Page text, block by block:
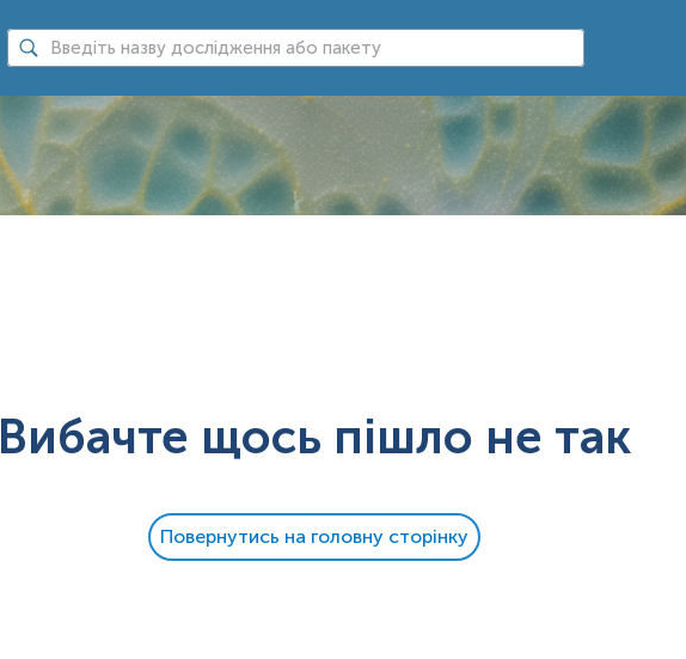
Вибачте щось пішло не так
Повернутись на головну сторінку